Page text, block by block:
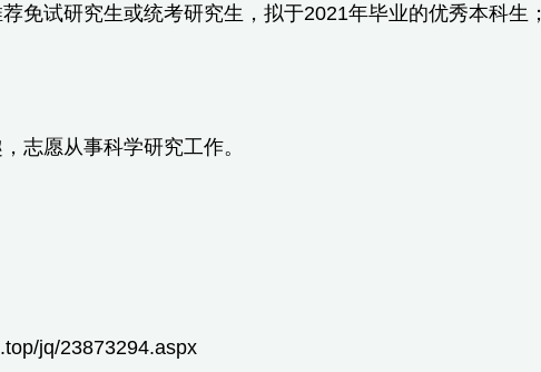
免试研究生或统考研究生，拟于2021年毕业的优秀本科生；
志愿从事科学研究工作。
jq/23873294.aspx